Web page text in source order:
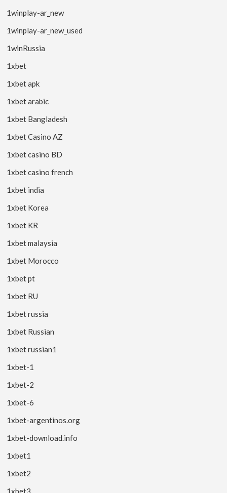
1winplay-ar_new
1winplay-ar_new_used
1winRussia
1xbet
1xbet apk
1xbet arabic
1xbet Bangladesh
1xbet Casino AZ
1xbet casino BD
1xbet casino french
1xbet india
1xbet Korea
1xbet KR
1xbet malaysia
1xbet Morocco
1xbet pt
1xbet RU
1xbet russia
1xbet Russian
1xbet russian1
1xbet-1
1xbet-2
1xbet-6
1xbet-argentinos.org
1xbet-download.info
1xbet1
1xbet2
1xbet3